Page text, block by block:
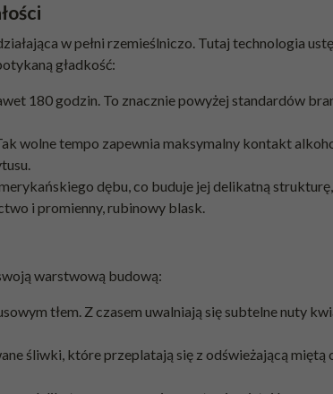
w pełni rzemieślniczo. Tutaj technologia
gładkość:
180 godzin. To znacznie powyżej standardów
wolne tempo zapewnia maksymalny kontakt
dębu, co buduje jej delikatną
i promienny, rubinowy blask.
warstwową budową:
tłem. Z czasem uwalniają się subtelne nuty
śliwki, które przeplatają się z odświeżającą miętą